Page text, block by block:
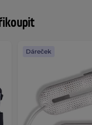
Dáreček